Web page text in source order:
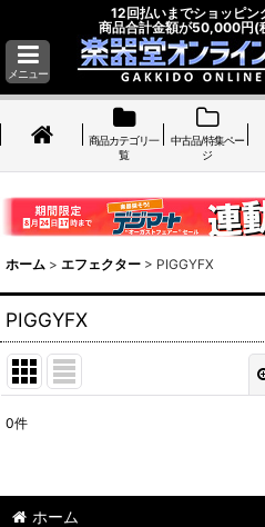
12回払いまでショッピン
商品合計金額が50,000円(
メニュー
商品カテゴリ一
覧
中古品/特集ペー
ジ
ホーム > エフェクター > PIGGYFX
PIGGYFX
並び順:
0件
ホーム